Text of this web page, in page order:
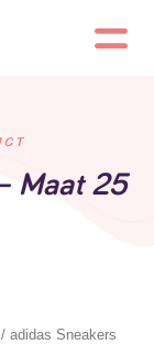
Maat 25
/ adidas Sneakers